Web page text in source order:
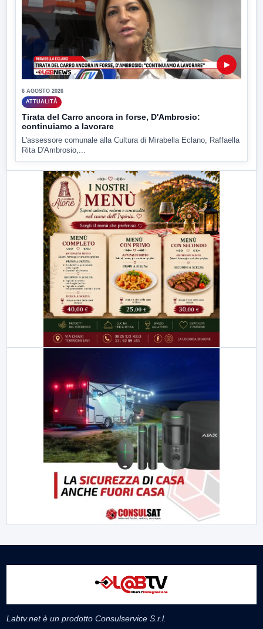
▶
6 AGOSTO 2026
ATTUALITÀ
Tirata del Carro ancora in forse, D'Ambrosio:
continuiamo a lavorare
L'assessore comunale alla Cultura di Mirabella Eclano, Raffaella
Rita D'Ambrosio,...
Labtv.net è un prodotto Consulservice S.r.l.